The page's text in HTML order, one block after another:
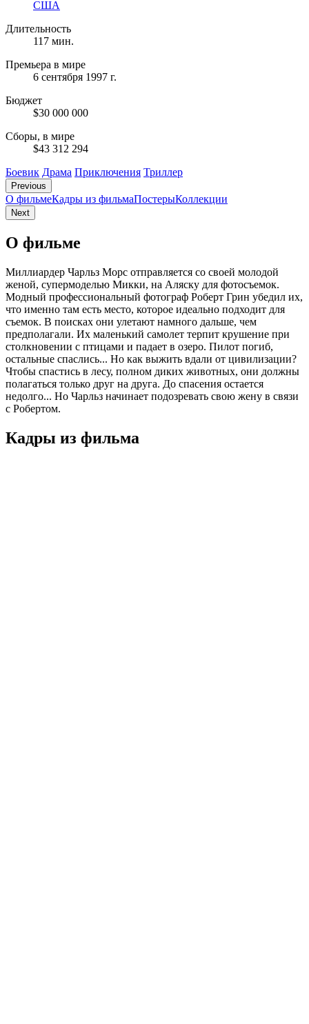
США
Длительность
117 мин.
Премьера в мире
6 сентября 1997 г.
Бюджет
$30 000 000
Сборы, в мире
$43 312 294
Боевик Драма Приключения Триллер
Previous
О фильмеКадры из фильмaПостерыКоллекции
Next
О фильме
Миллиардер Чарльз Морс отправляется со своей молодой
женой, супермоделью Микки, на Аляску для фотосъемок.
Модный профессиональный фотограф Роберт Грин убедил их,
что именно там есть место, которое идеально подходит для
съемок. В поисках они улетают намного дальше, чем
предполагали. Их маленький самолет терпит крушение при
столкновении с птицами и падает в озеро. Пилот погиб,
остальные спаслись... Но как выжить вдали от цивилизации?
Чтобы спастись в лесу, полном диких животных, они должны
полагаться только друг на друга. До спасения остается
недолго... Но Чарльз начинает подозревать свою жену в связи
с Робертом.
Кадры из фильмa